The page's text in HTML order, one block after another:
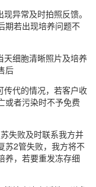
异常及时拍照反馈。
期若出现培养问题不
细胞清晰照片及培养
后
传代的情况，若客户收
或者污染时不予免费
失败及时联系我方并
苏2管失败，我方将不
养，若要重发冻存细